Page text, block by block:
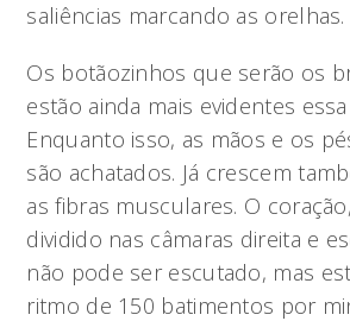
saliências marcando as orelhas.
Os botãozinhos que serão os
estão ainda mais evidentes
Enquanto isso, as mãos e os
são achatados. Já crescem
as fibras musculares. O
dividido nas câmaras direita e
não pode ser escutado, mas
ritmo de 150 batimentos por